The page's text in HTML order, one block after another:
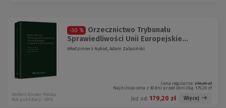
-30 %
Orzecznictwo Trybunału
Sprawiedliwości Unii Europejskie...
Włodzimierz Nykiel, Adam Zalasiński
Cena regularna: 256,00 zł
Najniższa cena z 30 dni przed obniżką: 179,20 zł
Już od: 179,20 zł Więcej
Wolters Kluwer Polska
Rok publikacji: 2014